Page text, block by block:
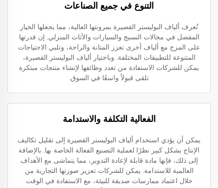
التنوع في جميع الصناعات
تُعرف ألياف البوليستر القصيرة بمرونتها العالية، مما يجعلها الخيار
المفضل في مجالات النسيج والسيارات والأثاث المنزلي. إن قدرتها
على المزج مع ألياف أخرى تعزز المتانة والراحة، وتلبي الاحتياجات
المتنوعة للتطبيقات المختلفة. وباختيار ألياف البوليستر القصيرة،
يمكن للشركات الاستفادة من تعدد وظائفها لإنشاء منتجات مبتكرة
تلقى قبولاً واسعًا في السوق.
الفعالية التكلفة والاستدامة
يمكن أن يؤدي استخدام ألياف البوليستر القصيرة إلى تقليل تكاليف
الإنتاج بشكل كبير نظرًا لعملية التصنيع الفعالة الخاصة بها. بالإضافة
إلى ذلك، فإنها مادة قابلة لإعادة التدوير، مما يتماشى مع الأهداف
العالمية للاستدامة. يمكن للشركات تعزيز صورتها التجارية من
خلال اعتماد ممارسات صديقة للبيئة، مع الاستفادة في الوقت